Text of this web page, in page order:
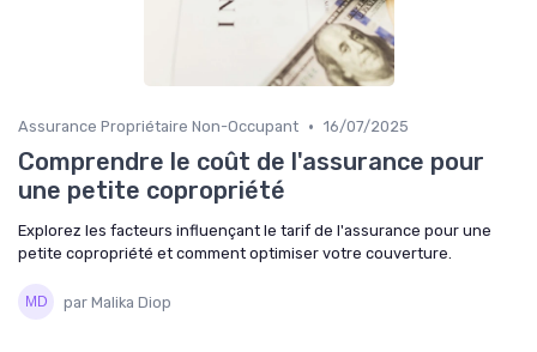
Assurance Propriétaire Non-Occupant • 16/07/2025
Comprendre le coût de l'assurance pour
une petite copropriété
Explorez les facteurs influençant le tarif de l'assurance pour une
petite copropriété et comment optimiser votre couverture.
par Malika Diop